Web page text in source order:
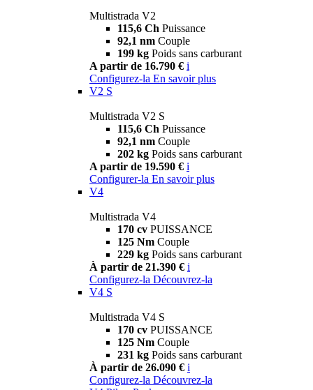
Multistrada V2
115,6 Ch Puissance
92,1 nm Couple
199 kg Poids sans carburant
A partir de 16.790 € i
Configurez-la En savoir plus
V2 S
Multistrada V2 S
115,6 Ch Puissance
92,1 nm Couple
202 kg Poids sans carburant
A partir de 19.590 € i
Configurer-la En savoir plus
V4
Multistrada V4
170 cv PUISSANCE
125 Nm Couple
229 kg Poids sans carburant
À partir de 21.390 € i
Configurez-la Découvrez-la
V4 S
Multistrada V4 S
170 cv PUISSANCE
125 Nm Couple
231 kg Poids sans carburant
À partir de 26.090 € i
Configurez-la Découvrez-la